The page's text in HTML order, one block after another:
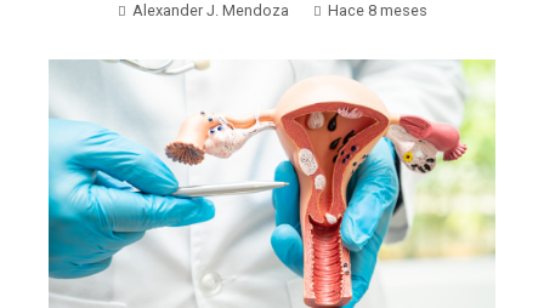
Alexander J. Mendoza Hace 8 meses